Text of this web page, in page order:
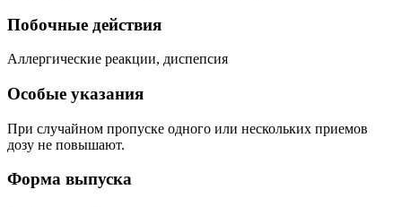
Побочные действия
Аллергические реакции, диспепсия
Особые указания
При случайном пропуске одного или нескольких приемов
дозу не повышают.
Форма выпуска